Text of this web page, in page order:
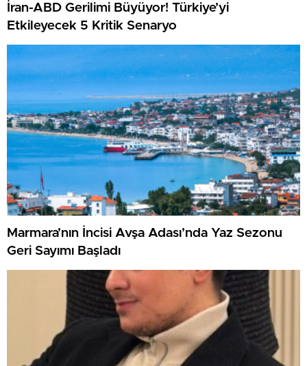
İran-ABD Gerilimi Büyüyor! Türkiye’yi
Etkileyecek 5 Kritik Senaryo
Marmara’nın İncisi Avşa Adası’nda Yaz Sezonu
Geri Sayımı Başladı